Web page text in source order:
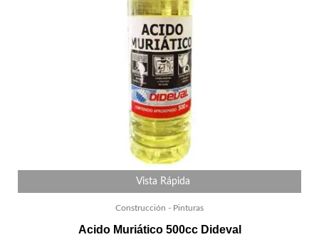
Vista Rápida
Construcción - Pinturas
Acido Muriático 500cc Dideval